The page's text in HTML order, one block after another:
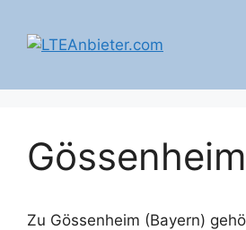
Inhalt
springen
Gössenheim
Zu Gössenheim (Bayern)